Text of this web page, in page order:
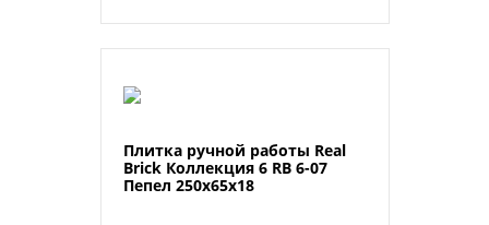
Плитка ручной работы Real
Brick Коллекция 6 RB 6-07
Пепел 250х65х18